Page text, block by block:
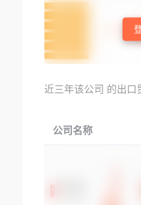
近三年该公司 的出口
公司名称